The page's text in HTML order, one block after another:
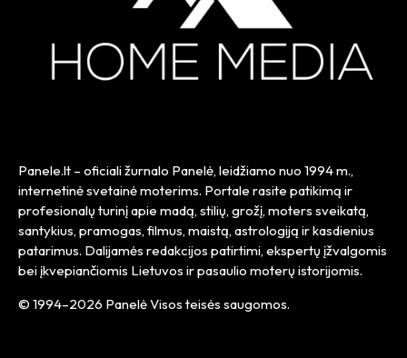
Panele.lt – oficiali žurnalo Panelė, leidžiamo nuo 1994 m.,
internetinė svetainė moterims. Portale rasite patikimą ir
profesionalų turinį apie madą, stilių, grožį, moters sveikatą,
santykius, pramogas, filmus, maistą, astrologiją ir kasdienius
patarimus. Dalijamės redakcijos patirtimi, ekspertų įžvalgomis
bei įkvepiančiomis Lietuvos ir pasaulio moterų istorijomis.
© 1994–2026 Panelė Visos teisės saugomos.